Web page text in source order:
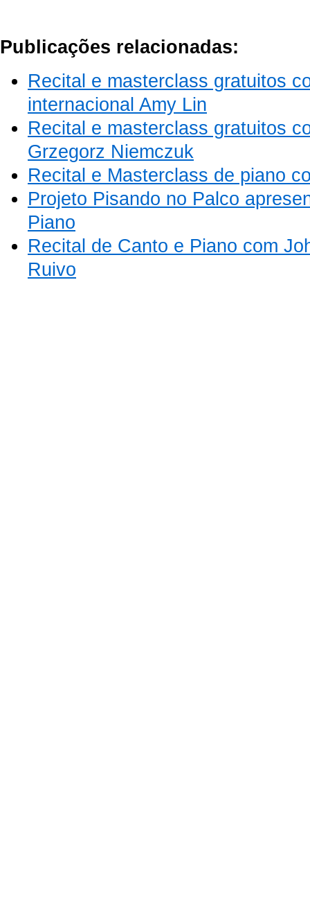
Publicações relacionadas:
Recital e masterclass gratuitos
internacional Amy Lin
Recital e masterclass gratuitos
Grzegorz Niemczuk
Recital e Masterclass de piano
Projeto Pisando no Palco
Piano
Recital de Canto e Piano com
Ruivo